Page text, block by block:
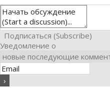
Подписаться (Subscribe)
Уведомление о